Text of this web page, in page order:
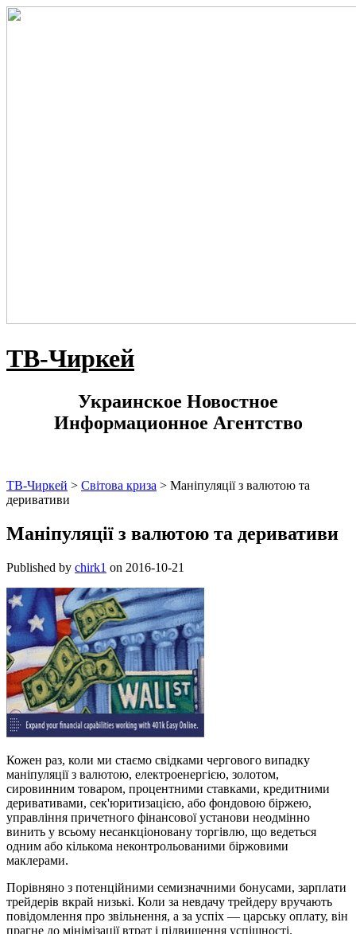
ТВ-Чиркей
Украинское Новостное
Информационное Агентство
ТВ-Чиркей > Світова криза > Маніпуляції з валютою та
деривативи
Маніпуляції з валютою та деривативи
Published by chirk1 on 2016-10-21
Кожен раз, коли ми стаємо свідками чергового випадку
маніпуляції з валютою, електроенергією, золотом,
сировинним товаром, процентними ставками, кредитними
деривативами, сек'юритизацією, або фондовою біржею,
управління причетного фінансової установи неодмінно
винить у всьому несанкціоновану торгівлю, що ведеться
одним або кількома неконтрольованими біржовими
маклерами.
Порівняно з потенційними семизначними бонусами, зарплати
трейдерів вкрай низькі. Коли за невдачу трейдеру вручають
повідомлення про звільнення, а за успіх — царську оплату, він
прагне до мінімізації втрат і підвищення успішності.